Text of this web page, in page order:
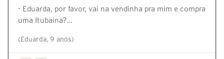
- Eduarda, por favor, vai na vendinha pra mim e compra
uma Itubaina?…
(Eduarda, 9 anos)